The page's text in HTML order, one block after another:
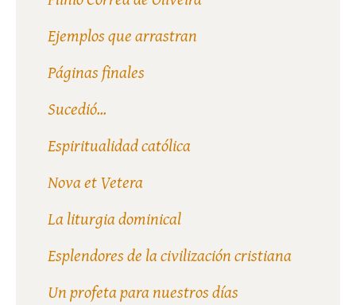
Ejemplos que arrastran
Páginas finales
Sucedió...
Espiritualidad católica
Nova et Vetera
La liturgia dominical
Esplendores de la civilización cristiana
Un profeta para nuestros días